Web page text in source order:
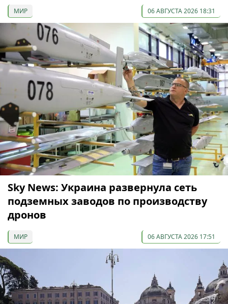
МИР 06 АВГУСТА 2026 18:31
Sky News: Украина развернула сеть
подземных заводов по производству
дронов
МИР 06 АВГУСТА 2026 17:51